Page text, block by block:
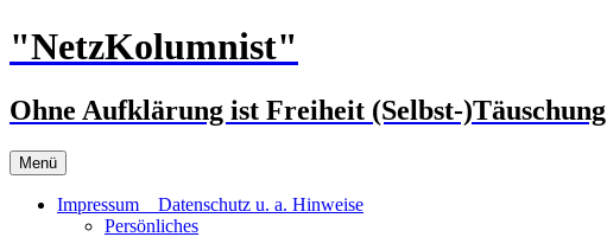
Zum
Inhalt
"NetzKolumnist"
Ohne Aufklärung ist Freiheit (Selbst-)Täuschung
Menü
Impressum _ Datenschutz u. a. Hinweise
Persönliches